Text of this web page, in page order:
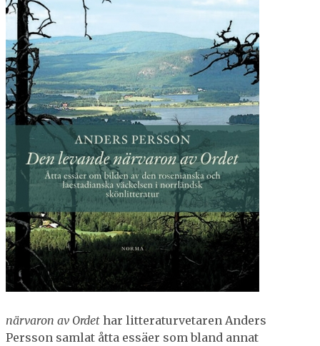
närvaron av Ordethar litteraturvetaren Anders
Persson samlat åtta essäer som bland annat